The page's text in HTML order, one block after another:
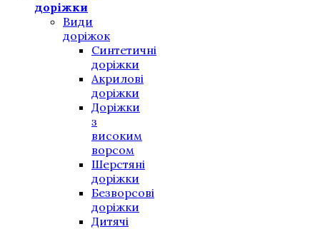
доріжки
Види
доріжок
Синтетичні
доріжки
Акрилові
доріжки
Доріжки
з
високим
ворсом
Шерстяні
доріжки
Безворсові
доріжки
Дитячі